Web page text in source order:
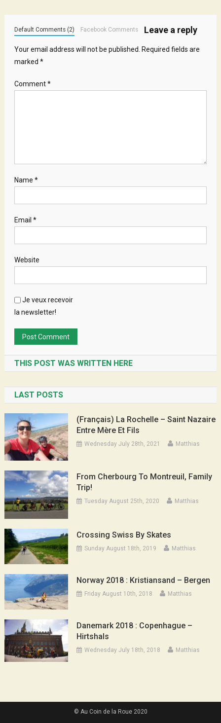
Leave a reply
Default Comments (2) Facebook Comments
Your email address will not be published.
Required fields are
marked *
Comment*
Name *
Email *
Website
Je veux recevoir
la newsletter!
THIS POST WAS WRITTEN HERE
LAST POSTS
(Français) La Rochelle – Saint Nazaire
Entre Mère Et Fils
Wednesday July 28th, 2021 Matthias
From Cherbourg To Montreuil, Family
Trip!
Tuesday August 25th, 2020 Matthias
Crossing Swiss By Skates
Sunday August 18th, 2019 Matthias
Norway 2018 : Kristiansand – Bergen
Friday August 10th, 2018 Matthias
Danemark 2018 : Copenhague –
Hirtshals
Wednesday July 18th, 2018 Matthias
© Au Coin de la Roue 2020